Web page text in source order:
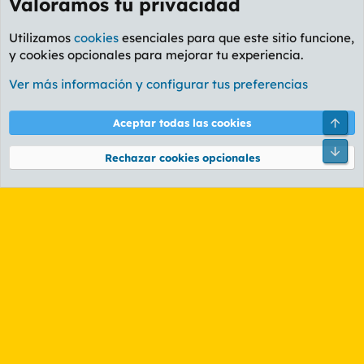
Foro Rapiñas
Cookies
PL OLDSTYLE AMARILLO
Términos y reglas Política de privacidad Ayuda
Community platform by XenForo® © 2010-2026 XenForo Ltd.
Utilizamos cookies esenciales para que este sitio funcione,
y cookies opcionales para mejorar tu experiencia.
Ver más información y configurar tus preferencias
Aceptar todas las cookies
Rechazar cookies opcionales
Pie